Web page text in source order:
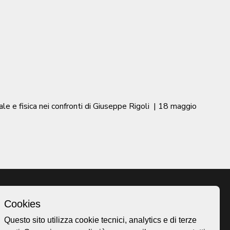
e fisica nei confronti di Giuseppe Rigoli | 18 maggio
Homepage
Cookies
Questo sito utilizza cookie tecnici, analytics e di terze